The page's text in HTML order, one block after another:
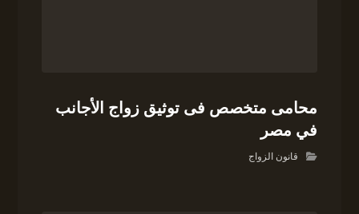
محامى متخصص فى توثيق زواج الأجانب
في مصر
قانون الزواج